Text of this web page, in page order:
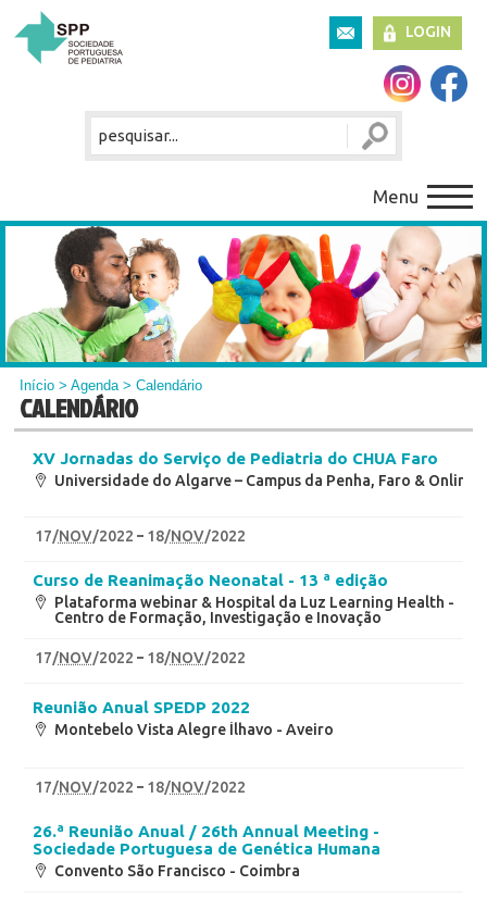
LOGIN
Menu
Início >Agenda> Calendário
CALENDÁRIO
XV Jornadas do Serviço de Pediatria do CHUA Faro
Universidade do Algarve – Campus da Penha, Faro & Online
17/NOV/2022 18/NOV/2022
Curso de Reanimação Neonatal - 13 ª edição
Plataforma webinar & Hospital da Luz Learning Health -
Centro de Formação, Investigação e Inovação
17/NOV/2022 18/NOV/2022
Reunião Anual SPEDP 2022
Montebelo Vista Alegre Ílhavo - Aveiro
17/NOV/2022 18/NOV/2022
26.ª Reunião Anual / 26th Annual Meeting -
Sociedade Portuguesa de Genética Humana
Convento São Francisco - Coimbra